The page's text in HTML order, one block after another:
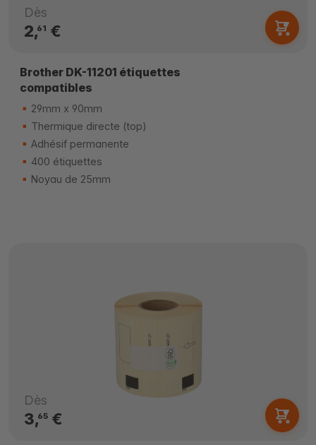
Dès
2,61 €
Brother DK-11201 étiquettes
compatibles
29mm x 90mm
Thermique directe (top)
Adhésif permanente
400 étiquettes
Noyau de 25mm
Dès
3,65€